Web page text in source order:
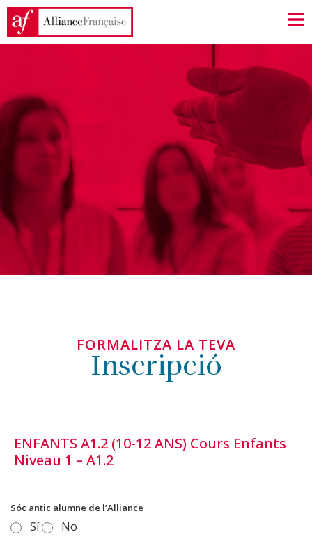
FORMALITZA LA TEVA
Inscripció
ENFANTS A1.2 (10-12 ANS) Cours Enfants
Niveau 1 – A1.2
Sóc antic alumne de l’Alliance
Sí No